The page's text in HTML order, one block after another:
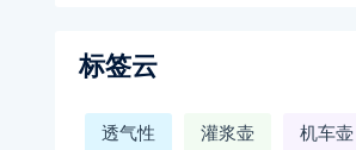
标签云
透气性 灌浆壶 机车壶